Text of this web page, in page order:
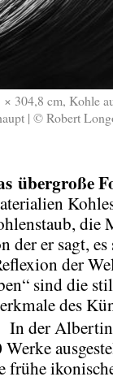
304,8 cm, Kohle
| © Robert
übergroße
die
der er sagt, es
der
sind die
des
der
Werke
frühe